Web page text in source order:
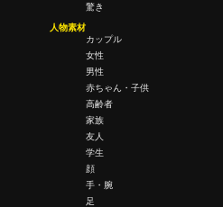
驚き
人物素材
カップル
女性
男性
赤ちゃん・子供
高齢者
家族
友人
学生
顔
手・腕
足